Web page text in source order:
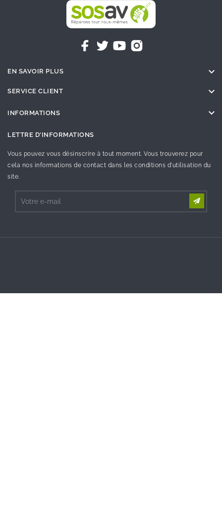
EN SAVOIR PLUS 
SERVICE CLIENT 
INFORMATIONS 
LETTRE D'INFORMATIONS
Vous pouvez vous désinscrire à tout moment. Vous trouverez pour
cela nos informations de contact dans les conditions d'utilisation du
site.